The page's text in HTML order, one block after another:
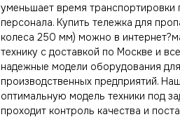
уменьшает время
персонала. Купить тележка для
колеса 250 мм) можно в
технику с доставкой по Москве и
надежные модели оборудования
производственных предприятий.
оптимальную модель техники под
проходит контроль качества и